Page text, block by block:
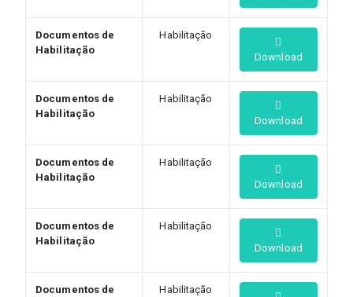
Documentos de
Habilitação
Habilitação
Download
Documentos de
Habilitação
Habilitação
Download
Documentos de
Habilitação
Habilitação
Download
Documentos de
Habilitação
Habilitação
Download
Documentos de
Habilitação